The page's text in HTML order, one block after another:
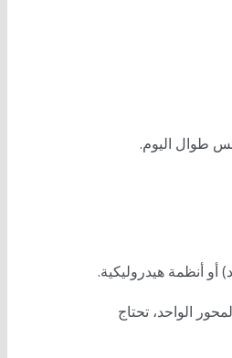
طوال اليوم.
أو أنظمة هيدروليكية.
الواحد، تحتاج